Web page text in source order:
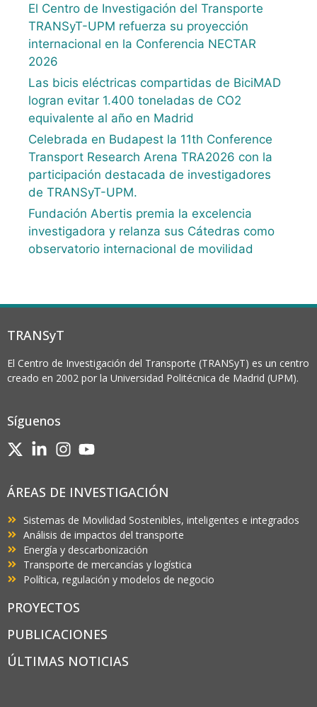
El Centro de Investigación del Transporte
TRANSyT-UPM refuerza su proyección
internacional en la Conferencia NECTAR
2026
Las bicis eléctricas compartidas de BiciMAD
logran evitar 1.400 toneladas de CO2
equivalente al año en Madrid
Celebrada en Budapest la 11th Conference
Transport Research Arena TRA2026 con la
participación destacada de investigadores
de TRANSyT-UPM.
Fundación Abertis premia la excelencia
investigadora y relanza sus Cátedras como
observatorio internacional de movilidad
TRANSyT
El Centro de Investigación del Transporte (TRANSyT) es un centro
creado en 2002 por la Universidad Politécnica de Madrid (UPM).
Síguenos
ÁREAS DE INVESTIGACIÓN
Sistemas de Movilidad Sostenibles, inteligentes e integrados
Análisis de impactos del transporte
Energía y descarbonización
Transporte de mercancías y logística
Política, regulación y modelos de negocio
PROYECTOS
PUBLICACIONES
ÚLTIMAS NOTICIAS